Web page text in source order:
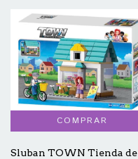
Sluban TOWN Tienda de